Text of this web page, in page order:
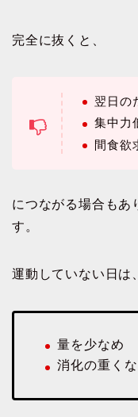
完全に抜くと、
翌日の
集中力
間食欲
につながる場合もあ
す。
運動していない日は、
量を少なめ
消化の重く